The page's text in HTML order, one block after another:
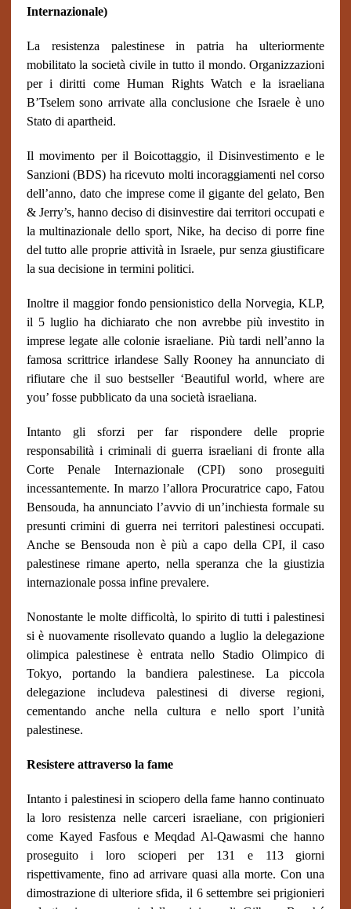
Internazionale)
La resistenza palestinese in patria ha ulteriormente
mobilitato la società civile in tutto il mondo. Organizzazioni
per i diritti come Human Rights Watch e la israeliana
B’Tselem sono arrivate alla conclusione che Israele è uno
Stato di apartheid.
Il movimento per il Boicottaggio, il Disinvestimento e le
Sanzioni (BDS) ha ricevuto molti incoraggiamenti nel corso
dell’anno, dato che imprese come il gigante del gelato, Ben
& Jerry’s, hanno deciso di disinvestire dai territori occupati e
la multinazionale dello sport, Nike, ha deciso di porre fine
del tutto alle proprie attività in Israele, pur senza giustificare
la sua decisione in termini politici.
Inoltre il maggior fondo pensionistico della Norvegia, KLP,
il 5 luglio ha dichiarato che non avrebbe più investito in
imprese legate alle colonie israeliane. Più tardi nell’anno la
famosa scrittrice irlandese Sally Rooney ha annunciato di
rifiutare che il suo bestseller ‘Beautiful world, where are
you’ fosse pubblicato da una società israeliana.
Intanto gli sforzi per far rispondere delle proprie
responsabilità i criminali di guerra israeliani di fronte alla
Corte Penale Internazionale (CPI) sono proseguiti
incessantemente. In marzo l’allora Procuratrice capo, Fatou
Bensouda, ha annunciato l’avvio di un’inchiesta formale su
presunti crimini di guerra nei territori palestinesi occupati.
Anche se Bensouda non è più a capo della CPI, il caso
palestinese rimane aperto, nella speranza che la giustizia
internazionale possa infine prevalere.
Nonostante le molte difficoltà, lo spirito di tutti i palestinesi
si è nuovamente risollevato quando a luglio la delegazione
olimpica palestinese è entrata nello Stadio Olimpico di
Tokyo, portando la bandiera palestinese. La piccola
delegazione includeva palestinesi di diverse regioni,
cementando anche nella cultura e nello sport l’unità
palestinese.
Resistere attraverso la fame
Intanto i palestinesi in sciopero della fame hanno continuato
la loro resistenza nelle carceri israeliane, con prigionieri
come Kayed Fasfous e Meqdad Al-Qawasmi che hanno
proseguito i loro scioperi per 131 e 113 giorni
rispettivamente, fino ad arrivare quasi alla morte. Con una
dimostrazione di ulteriore sfida, il 6 settembre sei prigionieri